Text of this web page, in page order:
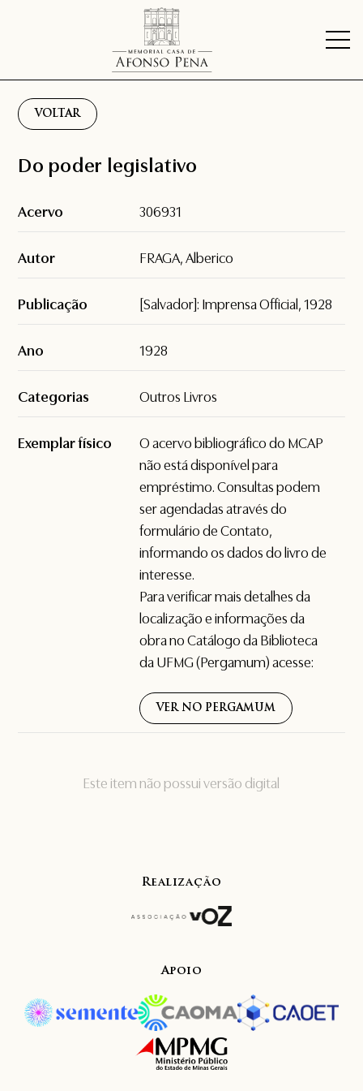
VOLTAR
Este item não possui versão digital
Do poder legislativo
Acervo 306931
Autor FRAGA, Alberico
Publicação [Salvador]: Imprensa Official, 1928
Ano 1928
Categorias Outros Livros
Exemplar físico
O acervo bibliográfico do MCAP
não está disponível para
empréstimo. Consultas podem
ser agendadas através do
formulário deContato,
informando os dados do livro de
interesse.
Para verificar mais detalhes da
localização e informações da
obra no Catálogo da Biblioteca
da UFMG (Pergamum) acesse:
VER NO PERGAMUM
Realização
Apoio